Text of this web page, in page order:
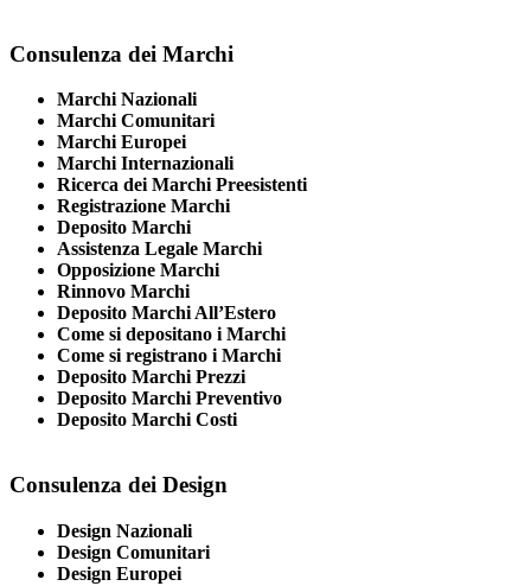
Consulenza dei Marchi
Marchi Nazionali
Marchi Comunitari
Marchi Europei
Marchi Internazionali
Ricerca dei Marchi Preesistenti
Registrazione Marchi
Deposito Marchi
Assistenza Legale Marchi
Opposizione Marchi
Rinnovo Marchi
Deposito Marchi All’Estero
Come si depositano i Marchi
Come si registrano i Marchi
Deposito Marchi Prezzi
Deposito Marchi Preventivo
Deposito Marchi Costi
Consulenza dei Design
Design Nazionali
Design Comunitari
Design Europei